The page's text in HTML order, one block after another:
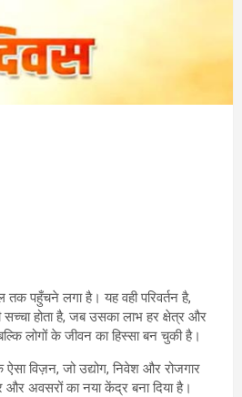
पहुँचने लगा है। यह वही परिवर्तन है,
होता है, जब उसका लाभ हर क्षेत्र और
लोगों के जीवन का हिस्सा बन चुकी है।
विज़न, जो उद्योग, निवेश और रोजगार
अवसरों का नया केंद्र बना दिया है।